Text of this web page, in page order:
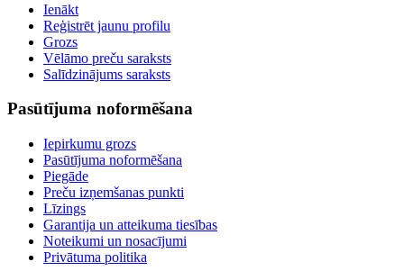
Ienākt
Reģistrēt jaunu profilu
Grozs
Vēlāmo preču saraksts
Salīdzinājums saraksts
Pasūtījuma noformēšana
Iepirkumu grozs
Pasūtījuma noformēšana
Piegāde
Preču izņemšanas punkti
Līzings
Garantija un atteikuma tiesības
Noteikumi un nosacījumi
Privātuma politika